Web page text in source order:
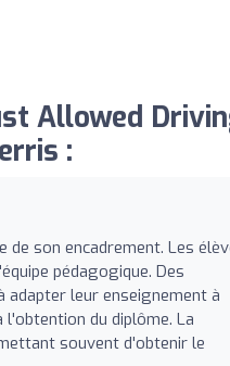
Allowed
:
de son encadrement. Les
pédagogique. Des
adapter leur enseignement à
du diplôme. La
souvent d'obtenir le